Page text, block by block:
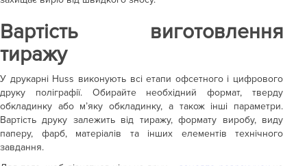
Вартість виготовлення
тиражу
У друкарні Huss виконують всі етапи офсетного і цифрового
друку поліграфії. Обирайте необхідний формат, тверду
обкладинку або м’яку обкладинку, а також інші параметри.
Вартість друку залежить від тиражу, формату виробу, виду
паперу, фарб, матеріалів та інших елементів технічного
завдання.